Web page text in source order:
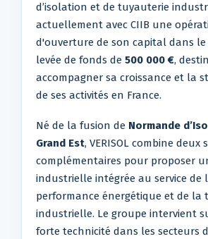
d’isolation et de tuyauterie
actuellement avec CIIB une
d'ouverture de son capital dans le
levée de fonds de 500 000 €,
accompagner sa croissance et la
de ses activités en France.
Né de la fusion de Normande
Grand Est, VERISOL combine deux
complémentaires pour proposer
industrielle intégrée au service de
performance énergétique et de la
industrielle. Le groupe intervient
forte technicité dans les secteurs